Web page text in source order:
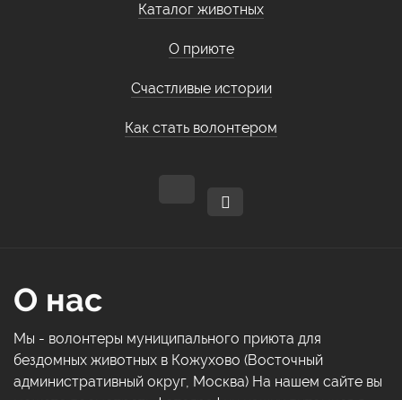
Каталог животных
О приюте
Счастливые истории
Как стать волонтером
О нас
Мы - волонтеры муниципального приюта для
бездомных животных в Кожухово (Восточный
административный округ, Москва) На нашем сайте вы